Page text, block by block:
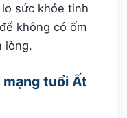
sức khỏe tinh
không có ốm
lòng.
mạng tuổi Ất